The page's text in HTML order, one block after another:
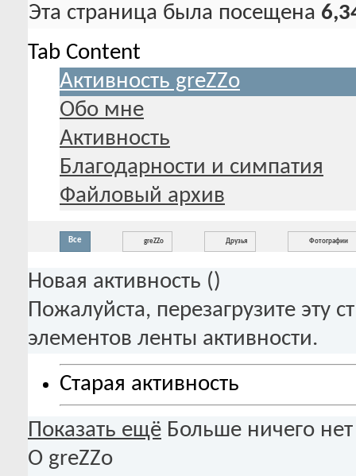
Эта страница была посещена
Tab Content
Активность greZZo
Обо мне
Активность
Благодарности и симпатия
Файловый архив
Все greZZo Друзья Фотографии
Новая активность ()
Пожалуйста, перезагрузите эту
элементов ленты активности.
Старая активность
Показать ещё Больше ничего нет
О greZZo